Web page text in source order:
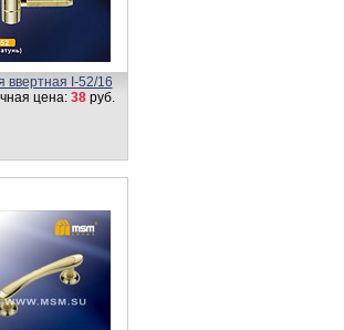
ввертная I-52/16
цена: 38 руб.